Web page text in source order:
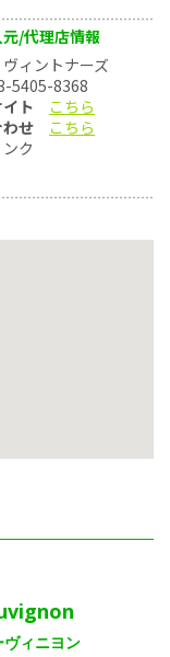
元/代理店情報
ヴィントナーズ
5405-8368
ト
こちら
せ
こちら
ク
ィニヨン